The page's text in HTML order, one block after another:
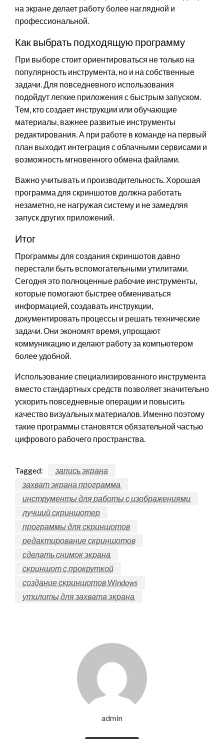
на экране делает работу более наглядной и
профессиональной.
Как выбрать подходящую программу
При выборе стоит ориентироваться не только на
популярность инструмента, но и на собственные
задачи. Для повседневного использования
подойдут легкие приложения с быстрым запуском.
Тем, кто создает инструкции или обучающие
материалы, важнее развитые инструменты
редактирования. А при работе в команде на первый
план выходит интеграция с облачными сервисами и
возможность мгновенного обмена файлами.
Важно учитывать и производительность. Хорошая
программа для скриншотов должна работать
незаметно, не нагружая систему и не замедляя
запуск других приложений.
Итог
Программы для создания скриншотов давно
перестали быть вспомогательными утилитами.
Сегодня это полноценные рабочие инструменты,
которые помогают быстрее обмениваться
информацией, создавать инструкции,
документировать процессы и решать технические
задачи. Они экономят время, упрощают
коммуникацию и делают работу за компьютером
более удобной.
Использование специализированного инструмента
вместо стандартных средств позволяет значительно
ускорить повседневные операции и повысить
качество визуальных материалов. Именно поэтому
такие программы становятся обязательной частью
цифрового рабочего пространства.
Tagged:
запись экрана
захват экрана программа
инструменты для работы с изображениями
лучший скриншотер
программы для скриншотов
редактирование скриншотов
сделать снимок экрана
скриншот с прокруткой
создание скриншотов Windows
утилиты для захвата экрана
admin